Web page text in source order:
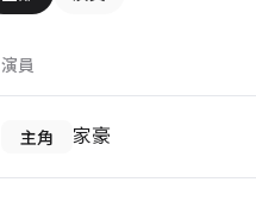
演員
主角 家豪